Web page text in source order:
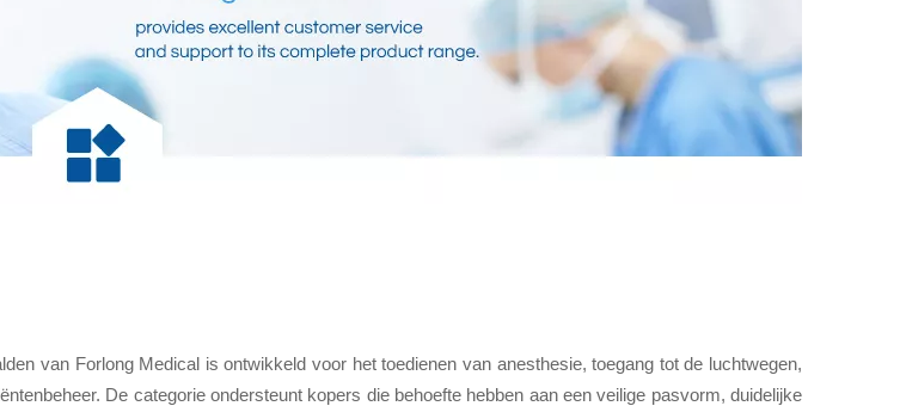
van Forlong Medical is ontwikkeld voor het toedienen van anesthesie, toegang tot de luchtwegen,
De categorie ondersteunt kopers die behoefte hebben aan een veilige pasvorm, duidelijke